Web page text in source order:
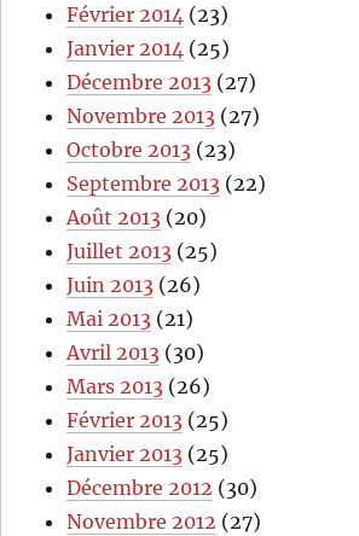
Février 2014 (23)
Janvier 2014 (25)
Décembre 2013 (27)
Novembre 2013 (27)
Octobre 2013 (23)
Septembre 2013 (22)
Août 2013 (20)
Juillet 2013 (25)
Juin 2013 (26)
Mai 2013 (21)
Avril 2013 (30)
Mars 2013 (26)
Février 2013 (25)
Janvier 2013 (25)
Décembre 2012 (30)
Novembre 2012 (27)